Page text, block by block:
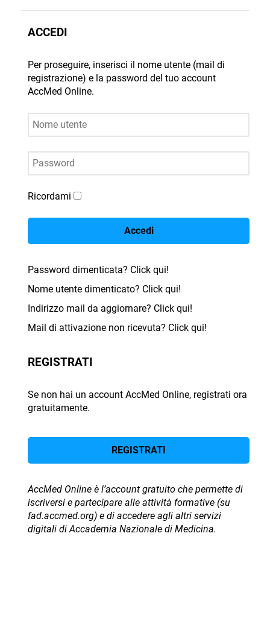
ACCEDI
Per proseguire, inserisci il nome utente (mail di
registrazione) e la password del tuo account
AccMed Online.
Nome utente
Password
Ricordami
Accedi
Password dimenticata? Click qui!
Nome utente dimenticato? Click qui!
Indirizzo mail da aggiornare? Click qui!
Mail di attivazione non ricevuta? Click qui!
REGISTRATI
Se non hai un account AccMed Online, registrati ora
gratuitamente.
REGISTRATI
AccMed Online è l’account gratuito che permette di
iscriversi e partecipare alle attività formative (su
fad.accmed.org) e di accedere agli altri servizi
digitali di Accademia Nazionale di Medicina.